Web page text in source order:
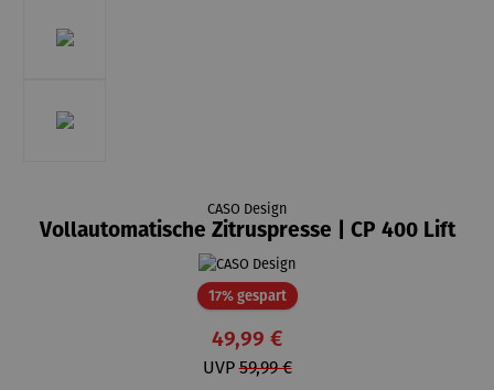
CASO Design
Vollautomatische Zitruspresse | CP 400 Lift
17% gespartRabatt
49,99 €
UVP59,99 €